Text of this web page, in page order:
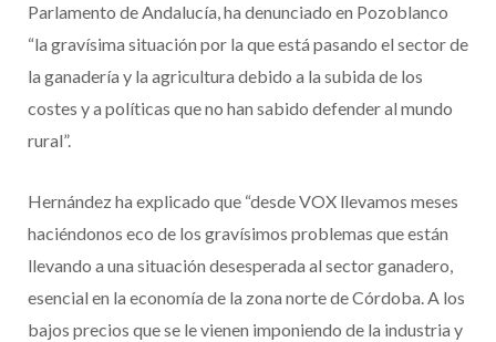
Parlamento de Andalucía, ha denunciado en Pozoblanco
“la gravísima situación por la que está pasando el sector de
la ganadería y la agricultura debido a la subida de los
costes y a políticas que no han sabido defender al mundo
rural”.
Hernández ha explicado que “desde VOX llevamos meses
haciéndonos eco de los gravísimos problemas que están
llevando a una situación desesperada al sector ganadero,
esencial en la economía de la zona norte de Córdoba. A los
bajos precios que se le vienen imponiendo de la industria y